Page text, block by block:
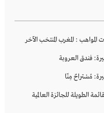
: المغرب المنتخب الآخر
فندق العروبة
مُسْتراحٌ مِنّا
الطويلة للجائزة العالمية